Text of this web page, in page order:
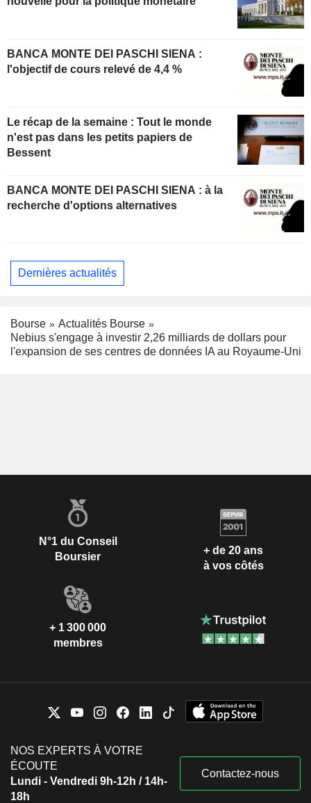
BANCA MONTE DEI PASCHI SIENA :
l'objectif de cours relevé de 4,4 %
Le récap de la semaine : Tout le monde
n'est pas dans les petits papiers de
Bessent
BANCA MONTE DEI PASCHI SIENA : à la
recherche d'options alternatives
Dernières actualités
Bourse
Actualités Bourse
Nebius s'engage à investir 2,26 milliards de dollars pour
l'expansion de ses centres de données IA au Royaume-Uni
N°1 du Conseil
Boursier
+ de 20 ans
à vos côtés
+ 1 300 000
membres
NOS EXPERTS À VOTRE
ÉCOUTE
Lundi - Vendredi 9h-12h / 14h-
18h
Contactez-nous